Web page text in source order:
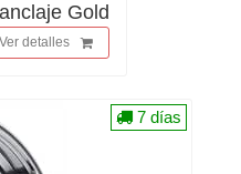
Gold
Ver detalles
7 días